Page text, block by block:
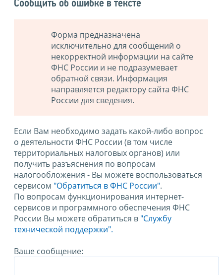
Сообщить об ошибке в тексте
Форма предназначена
исключительно для сообщений о
некорректной информации на сайте
ФНС России и не подразумевает
обратной связи. Информация
направляется редактору сайта ФНС
России для сведения.
Если Вам необходимо задать какой-либо вопрос
о деятельности ФНС России (в том числе
территориальных налоговых органов) или
получить разъяснения по вопросам
налогообложения - Вы можете воспользоваться
сервисом "Обратиться в ФНС России".
По вопросам функционирования интернет-
сервисов и программного обеспечения ФНС
России Вы можете обратиться в "Службу
технической поддержки".
Ваше сообщение: